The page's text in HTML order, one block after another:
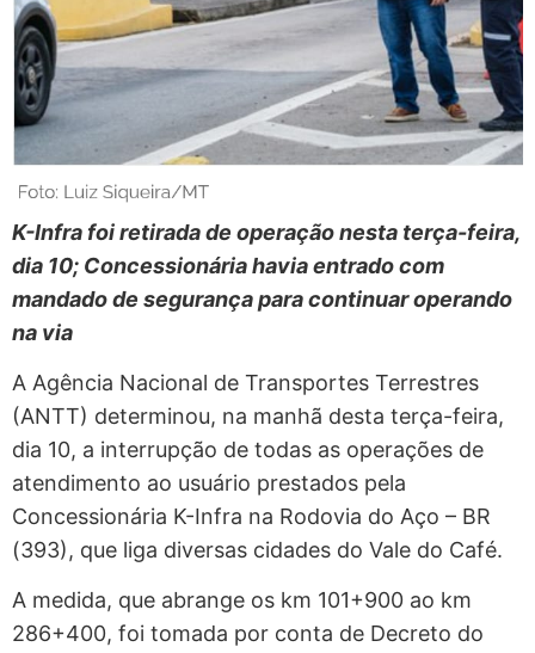
K-Infra foi retirada de operação nesta terça-feira,
dia 10; Concessionária havia entrado com
mandado de segurança para continuar operando
na via
A Agência Nacional de Transportes Terrestres
(ANTT) determinou, na manhã desta terça-feira,
dia 10, a interrupção de todas as operações de
atendimento ao usuário prestados pela
Concessionária K-Infra na Rodovia do Aço – BR
(393), que liga diversas cidades do Vale do Café.
A medida, que abrange os km 101+900 ao km
286+400, foi tomada por conta de Decreto do